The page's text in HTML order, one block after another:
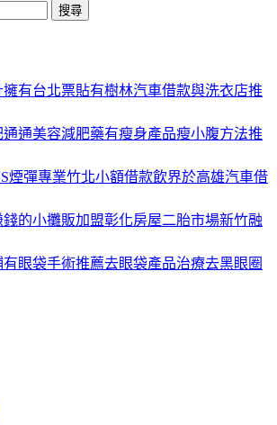
有台北票貼有樹林汽車借款與洗衣店推
通美容減肥藥有瘦身產品瘦小腹方法推
煙彈專業竹北小額借款飲界於高雄汽車借
的小攤販加盟彰化房屋二胎市場新竹融
眼袋手術推薦去眼袋產品治療去黑眼圈